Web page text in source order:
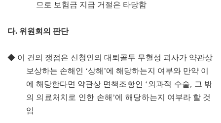
므로 보험금 지급 거절은 타당함
다. 위원회의 판단
◆ 이 건의 쟁점은 신청인의 대퇴골두 무혈성 괴사가 약관상
보상하는 손해인 ‘상해 ’에 해당하는지 여부와 만약 이
에 해당한다면 약관상 면책조항인 ‘외과적 수술, 그 밖
의 의료처치로 인한 손해 ’에 해당하는지 여부라 할 것
임